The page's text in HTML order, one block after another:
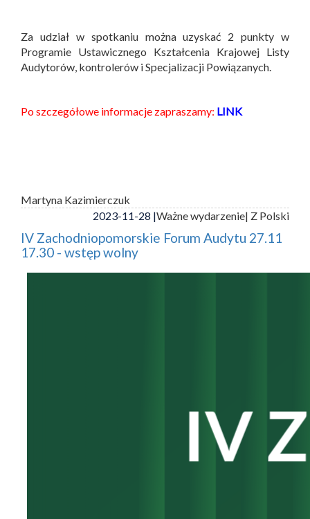
Za udział w spotkaniu można uzyskać 2 punkty w
Programie Ustawicznego Kształcenia Krajowej Listy
Audytorów, kontrolerów i Specjalizacji Powiązanych.
Po szczegółowe informacje zapraszamy: LINK
Martyna Kazimierczuk
2023-11-28 |Ważne wydarzenie| Z Polski
IV Zachodniopomorskie Forum Audytu 27.11
17.30 - wstęp wolny